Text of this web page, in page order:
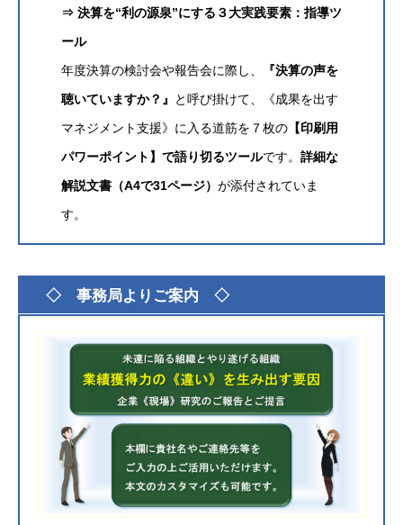
⇒ 決算を“利の源泉”にする３大実践要素：指導ツ
ール
年度決算の検討会や報告会に際し、
『決算の声を
聴いていますか？』
と呼び掛けて、《成果を出す
マネジメント支援》に入る道筋を７枚の【印刷用
パワーポイント】で語り切るツールです。 詳細な
解説文書（A4で31ページ） が添付されていま
す。
◇ 事務局よりご案内 ◇